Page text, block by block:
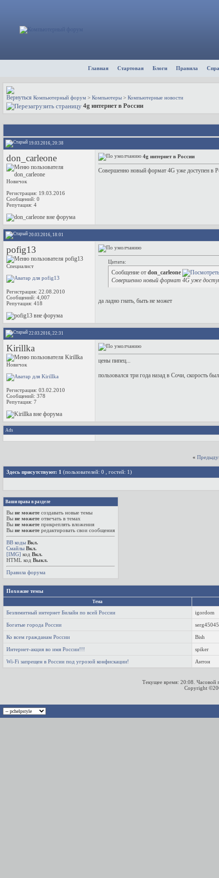
Главная Стартовая Блоги Правила
Компьютерный форум > Компьютеры > Компьютерные новости
4g интернет в России
19.03.2016, 20:38
don_carleone
Новичок
Регистрация: 19.03.2016
Сообщений: 0
Репутация: 4
4g интернет в России
Совершенно новый формат 4G уже доступен в
20.03.2016, 18:01
pofig13
Специалист
Регистрация: 22.08.2010
Сообщений: 4,007
Репутация: 418
Цитата:
Сообщение от don_carleone
Совершенно новый формат 4G уже
да ладно гнать, быть не может
22.03.2016, 22:31
Kirillka
Новичок
Регистрация: 03.02.2010
Сообщений: 378
Репутация: 7
цены пипец...
пользовался три года назад в Сочи, скорость
Ads
«
Здесь присутствуют: 1 (пользователей: 0 , гостей: 1)
Ваши права в разделе
Вы не можете создавать новые темы
Вы не можете отвечать в темах
Вы не можете прикреплять вложения
Вы не можете редактировать свои сообщения
BB коды Вкл.
Смайлы Вкл.
[IMG] код Вкл.
HTML код Выкл.
Правила форума
Похожие темы
Тема
Безлимитный интернет Билайн по всей России igordom
Богатые города России
Ко всем гражданам России Bish
Интернет-акция во имя России!!! spiker
Wi-Fi запрещен в России под угрозой конфискации! Антон
Текущее время: 20:08 .
Copyright